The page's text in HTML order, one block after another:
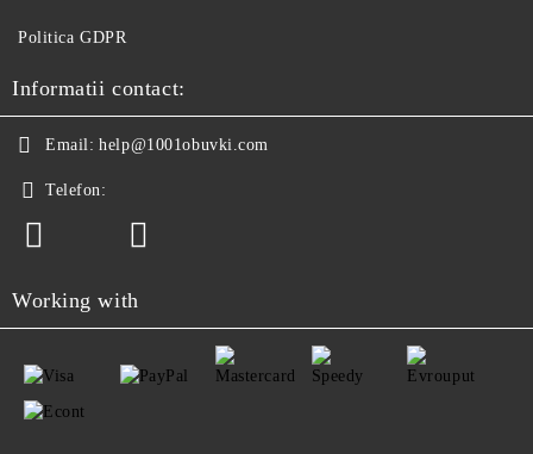
Politica GDPR
Informatii contact:
Email: help@1001obuvki.com
Telefon:
Working with